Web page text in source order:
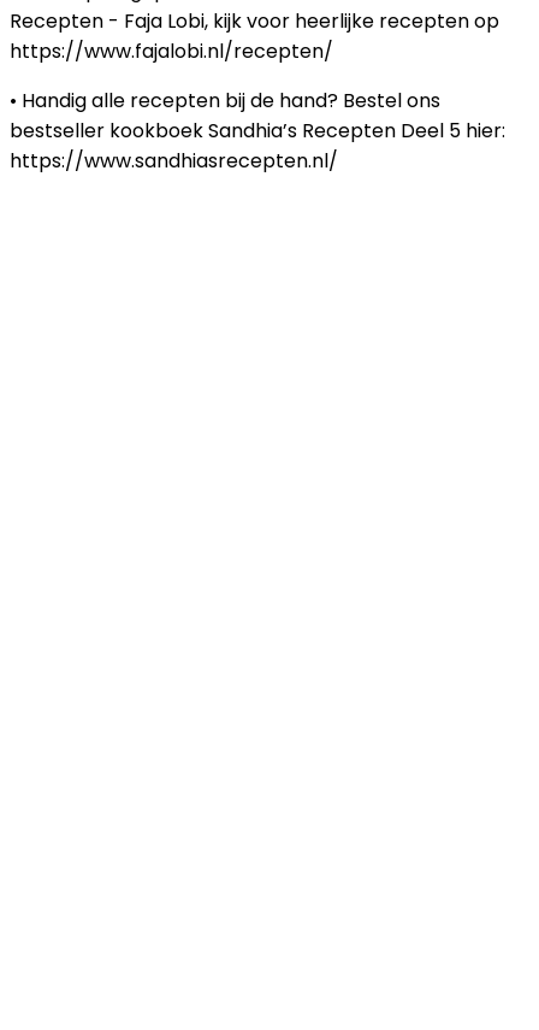
Recepten - Faja Lobi, kijk voor heerlijke recepten op
https://www.fajalobi.nl/recepten/
• Handig alle recepten bij de hand? Bestel ons
bestseller kookboek Sandhia’s Recepten Deel 5 hier:
https://www.sandhiasrecepten.nl/